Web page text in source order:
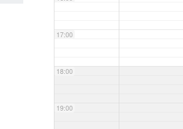
17:00
18:00
19:00